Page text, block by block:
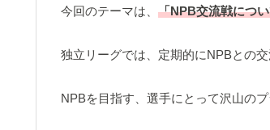
今回のテーマは、 「NPB交流戦につ
独立リーグでは、定期的にNPBとの交
NPBを目指す、選手にとって沢山の